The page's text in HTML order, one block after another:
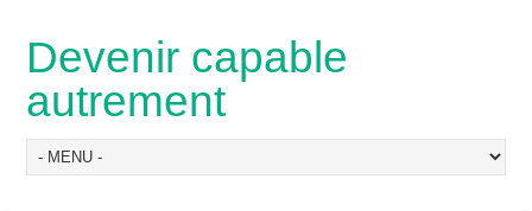
Devenir capable
autrement